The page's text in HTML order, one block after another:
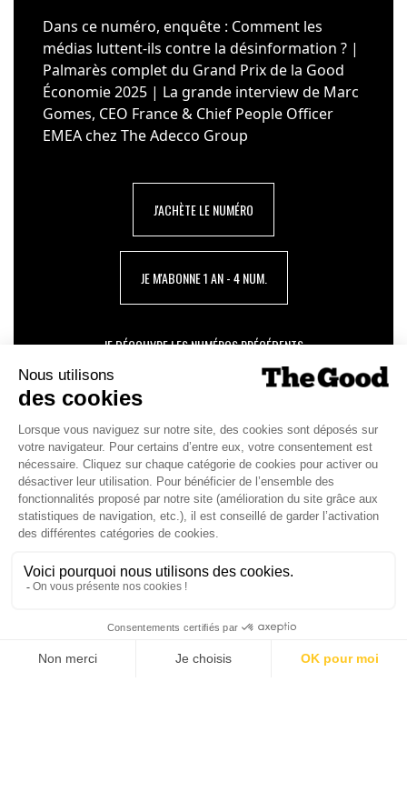
Dans ce numéro, enquête : Comment les
médias luttent-ils contre la désinformation ? |
Palmarès complet du Grand Prix de la Good
Économie 2025 | La grande interview de Marc
Gomes, CEO France & Chief People Officer
EMEA chez The Adecco Group
J'ACHÈTE LE NUMÉRO
JE M'ABONNE 1 AN - 4 NUM.
JE DÉCOUVRE LES NUMÉROS PRÉCÉDENTS
Je suis déjà abonné(e) :
version digitale
SUIVEZ-NOUS